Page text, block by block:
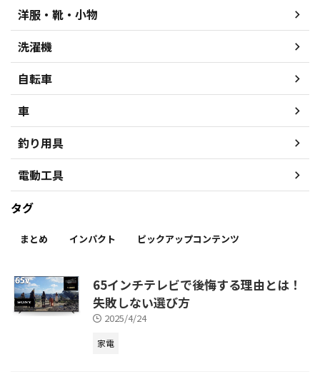
洋服・靴・小物
洗濯機
自転車
車
釣り用具
電動工具
タグ
まとめ インパクト ピックアップコンテンツ
65インチテレビで後悔する理由とは！
失敗しない選び方
2025/4/24
家電